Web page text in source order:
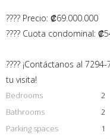
???? Precio: ₡69.000.000
???? Cuota condominal:
???? ¡Contáctanos al
tu visita!
Bedrooms
2
Bathrooms
2
Parking spaces
1